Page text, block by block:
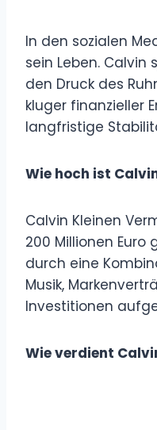
In den sozialen
sein Leben.
den Druck des
kluger finanzieller
langfristige
Wie hoch ist
Calvin Kleinen
200 Millionen
durch eine
Musik,
Investitionen
Wie verdient